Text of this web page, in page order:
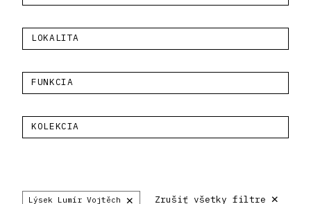
LOKALITA
FUNKCIA
KOLEKCIA
Lýsek Lumír Vojtěch × Zrušiť všetky filtre ×